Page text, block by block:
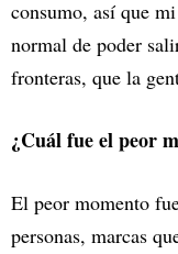
consumo, así que
normal de poder
fronteras, que la
¿Cuál fue el peor
El peor momento
personas, marcas